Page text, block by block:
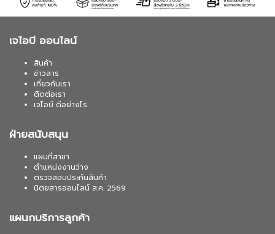
เจไอบี ออนไลน์
สินค้า
ข่าวสาร
เกี่ยวกับเรา
ติดต่อเรา
เจไอบี ดีอย่างไร
ฝ่ายสนับสนุน
แผนที่สาขา
ตำแหน่งงานว่าง
ตรวจสอบประกันสินค้า
นิตยสารออนไลน์ ส.ค. 2569
แผนกบริการลูกค้า